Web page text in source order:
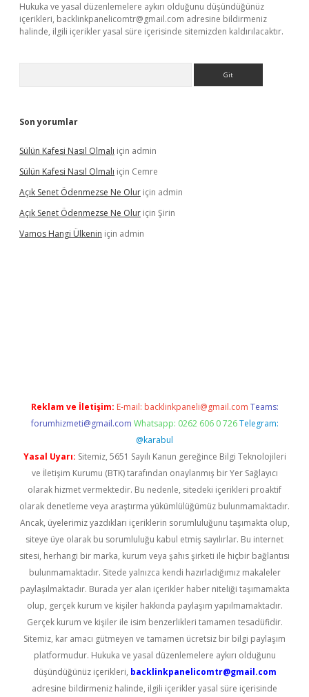
Hukuka ve yasal düzenlemelere aykırı olduğunu düşündüğünüz
içerikleri, backlinkpanelicomtr@gmail.com adresine bildirmeniz
halinde, ilgili içerikler yasal süre içerisinde sitemizden kaldırılacaktır.
Son yorumlar
Sülün Kafesi Nasıl Olmalı için admin
Sülün Kafesi Nasıl Olmalı için Cemre
Açık Senet Ödenmezse Ne Olur için admin
Açık Senet Ödenmezse Ne Olur için Şirin
Vamos Hangi Ülkenin için admin
Reklam ve İletişim: E-mail: backlinkpaneli@gmail.com Teams:
forumhizmeti@gmail.com Whatsapp: 0262 606 0 726 Telegram:
@karabul
Yasal Uyarı: Sitemiz, 5651 Sayılı Kanun gereğince Bilgi Teknolojileri
ve İletişim Kurumu (BTK) tarafından onaylanmış bir Yer Sağlayıcı
olarak hizmet vermektedir. Bu nedenle, sitedeki içerikleri proaktif
olarak denetleme veya araştırma yükümlülüğümüz bulunmamaktadır.
Ancak, üyelerimiz yazdıkları içeriklerin sorumluluğunu taşımakta olup,
siteye üye olarak bu sorumluluğu kabul etmiş sayılırlar. Bu internet
sitesi, herhangi bir marka, kurum veya şahıs şirketi ile hiçbir bağlantısı
bulunmamaktadır. Sitede yalnızca kendi hazırladığımız makaleler
paylaşılmaktadır. Burada yer alan içerikler haber niteliği taşımamakta
olup, gerçek kurum ve kişiler hakkında paylaşım yapılmamaktadır.
Gerçek kurum ve kişiler ile isim benzerlikleri tamamen tesadüfidir.
Sitemiz, kar amacı gütmeyen ve tamamen ücretsiz bir bilgi paylaşım
platformudur. Hukuka ve yasal düzenlemelere aykırı olduğunu
düşündüğünüz içerikleri, backlinkpanelicomtr@gmail.com
adresine bildirmeniz halinde, ilgili içerikler yasal süre içerisinde